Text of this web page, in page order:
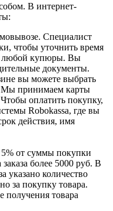
В интернет-
Специалист
чтобы уточнить время
любой купюры. Вы
документы.
вы можете выбрать
Мы принимаем карты
оплатить покупку,
Robokassa, где вы
действия, имя
от суммы покупки
более 5000 руб. В
указано количество
за покупку товара.
получения товара